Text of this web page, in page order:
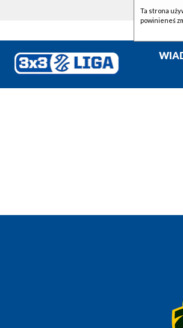
Ta strona
powinieneś